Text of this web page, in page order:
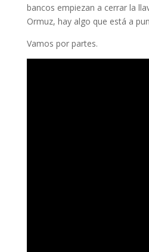
bancos empiezan a cerrar la
Ormuz, hay algo que está a
Vamos por partes.